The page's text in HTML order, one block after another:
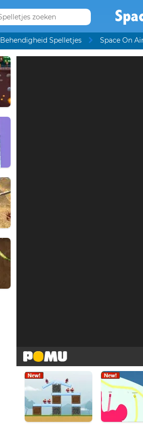
Behendigheid Spelletjes Space On